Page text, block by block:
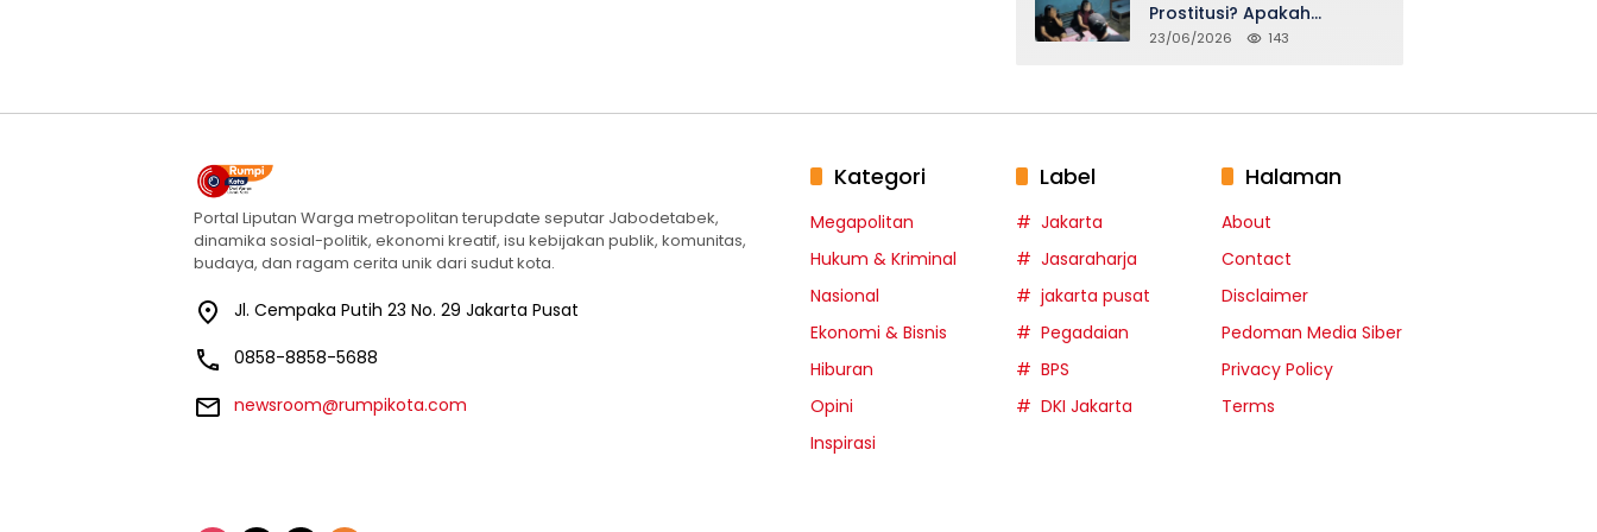
Prostitusi? Apakah
Seidentik itu?
23/06/2026 143
Portal Liputan Warga metropolitan terupdate seputar Jabodetabek,
dinamika sosial-politik, ekonomi kreatif, isu kebijakan publik, komunitas,
budaya, dan ragam cerita unik dari sudut kota.
Jl. Cempaka Putih 23 No. 29 Jakarta Pusat
0858-8858-5688
newsroom@rumpikota.com
Kategori
Megapolitan
Hukum & Kriminal
Nasional
Ekonomi & Bisnis
Hiburan
Opini
Inspirasi
Label
Jakarta
Jasaraharja
jakarta pusat
Pegadaian
BPS
DKI Jakarta
Halaman
About
Contact
Disclaimer
Pedoman Media Siber
Privacy Policy
Terms